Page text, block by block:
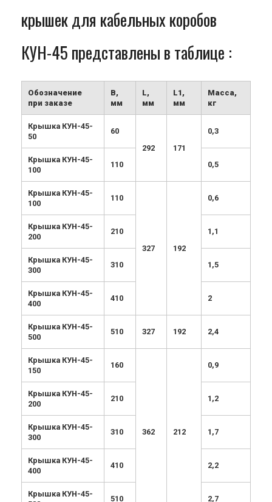
крышек для кабельных коробов
КУН-45 представлены в таблице :
Обозначение
при заказе
B,
мм
L,
мм
L1,
мм
Масса,
кг
Крышка КУН-45-
50
60
292
171
0,3
Крышка КУН-45-
100
110 0,5
Крышка КУН-45-
100
110
327 192
0,6
Крышка КУН-45-
200
210 1,1
Крышка КУН-45-
300
310 1,5
Крышка КУН-45-
400
410 2
Крышка КУН-45-
500
510 327 192 2,4
Крышка КУН-45-
150
160
362 212
0,9
Крышка КУН-45-
200
210 1,2
Крышка КУН-45-
300
310 1,7
Крышка КУН-45-
400
410 2,2
Крышка КУН-45-
510 2,7